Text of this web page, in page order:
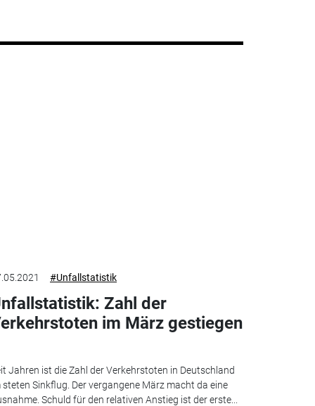
#Unfallstatistik
Zahl der
im März gestiegen
Jahren ist die Zahl der Verkehrstoten in Deutschland
steten Sinkflug. Der vergangene März macht da eine
Schuld für den relativen Anstieg ist der erste...